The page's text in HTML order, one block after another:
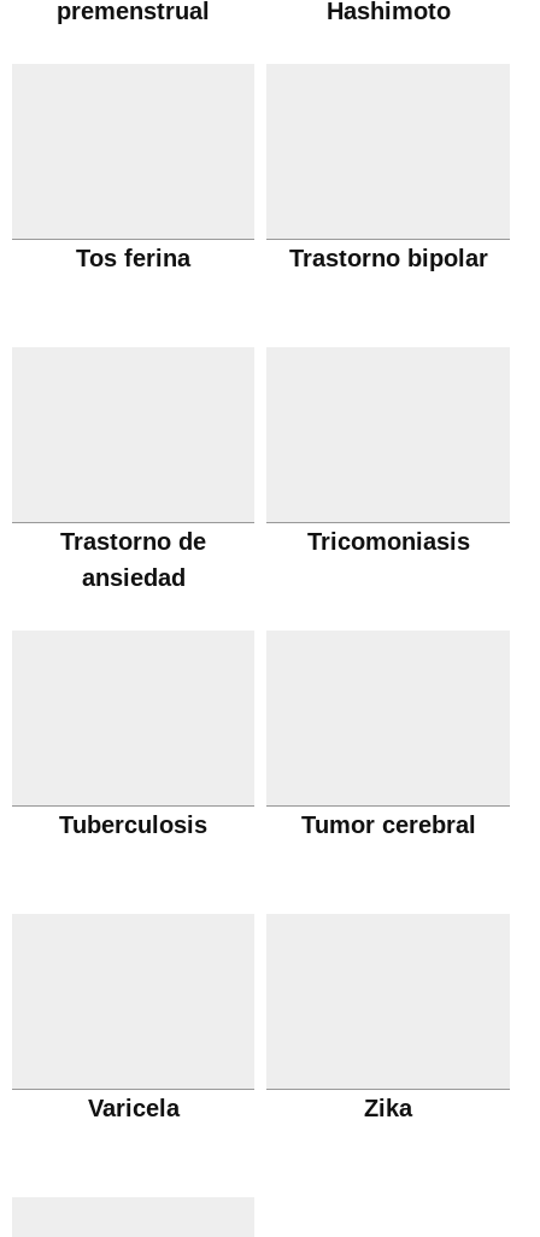
premenstrual
Hashimoto
Tos ferina Trastorno bipolar
Trastorno de
ansiedad
Tricomoniasis
Tuberculosis Tumor cerebral
Varicela Zika